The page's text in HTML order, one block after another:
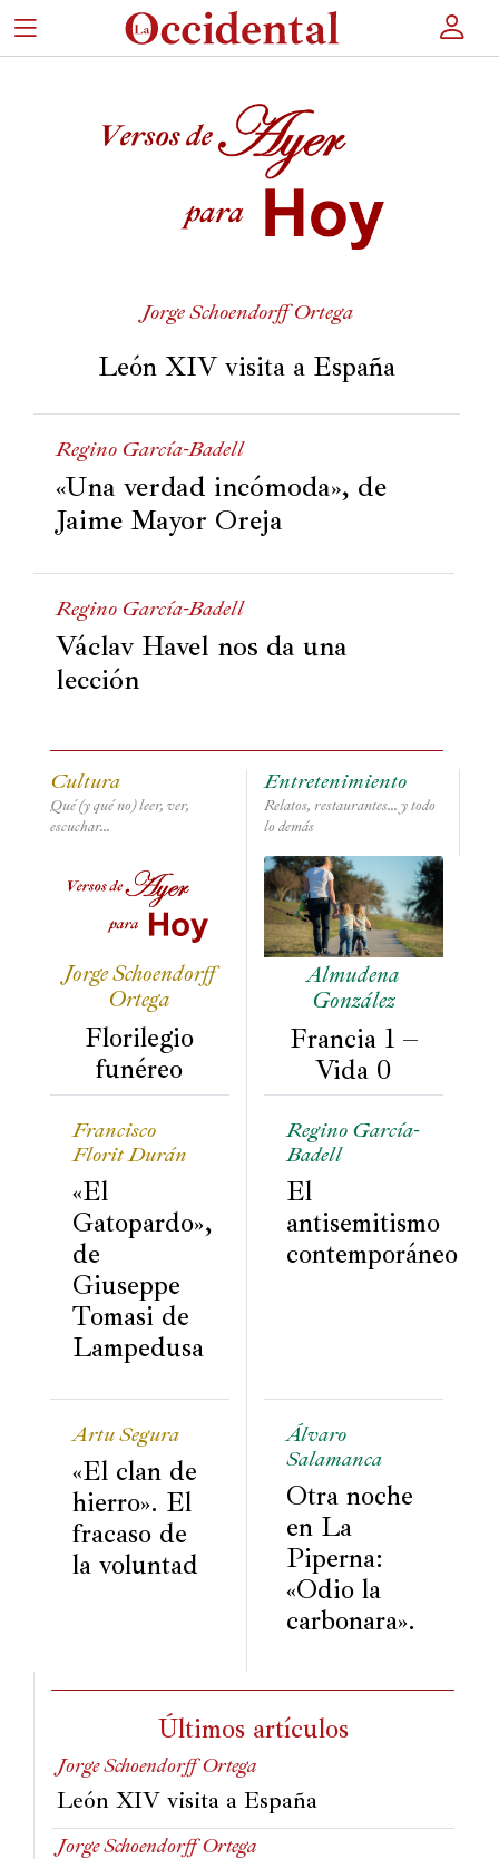
×
Entretenimiento
Actualidad
Política
España
Iberoamérica
Resto
del
mundo
cultural
Libros
Películas
danza
Radio,
podcasts,
Internet
Bebida
Comida
Historia
Concursos
Regino García-Badell
«Una verdad incómoda», de
Jaime Mayor Oreja
Regino García-Badell
Václav Havel nos da una
lección
Jorge Schoendorff Ortega
León XIV visita a España
Cultura
Qué (y qué no) leer, ver,
escuchar...
Entretenimiento
Relatos, restaurantes... y todo
lo demás
Jorge Schoendorff
Ortega
Florilegio
funéreo
Almudena
González
Francia 1 –
Vida 0
Francisco
Florit Durán
«El
Gatopardo»,
de
Giuseppe
Tomasi de
Lampedusa
Regino García-
Badell
El
antisemitismo
contemporáneo
Artu Segura
«El clan de
hierro». El
fracaso de
la voluntad
Álvaro
Salamanca
Otra noche
en La
Piperna:
«Odio la
carbonara».
Últimos artículos
Jorge Schoendorff Ortega
León XIV visita a España
Jorge Schoendorff Ortega